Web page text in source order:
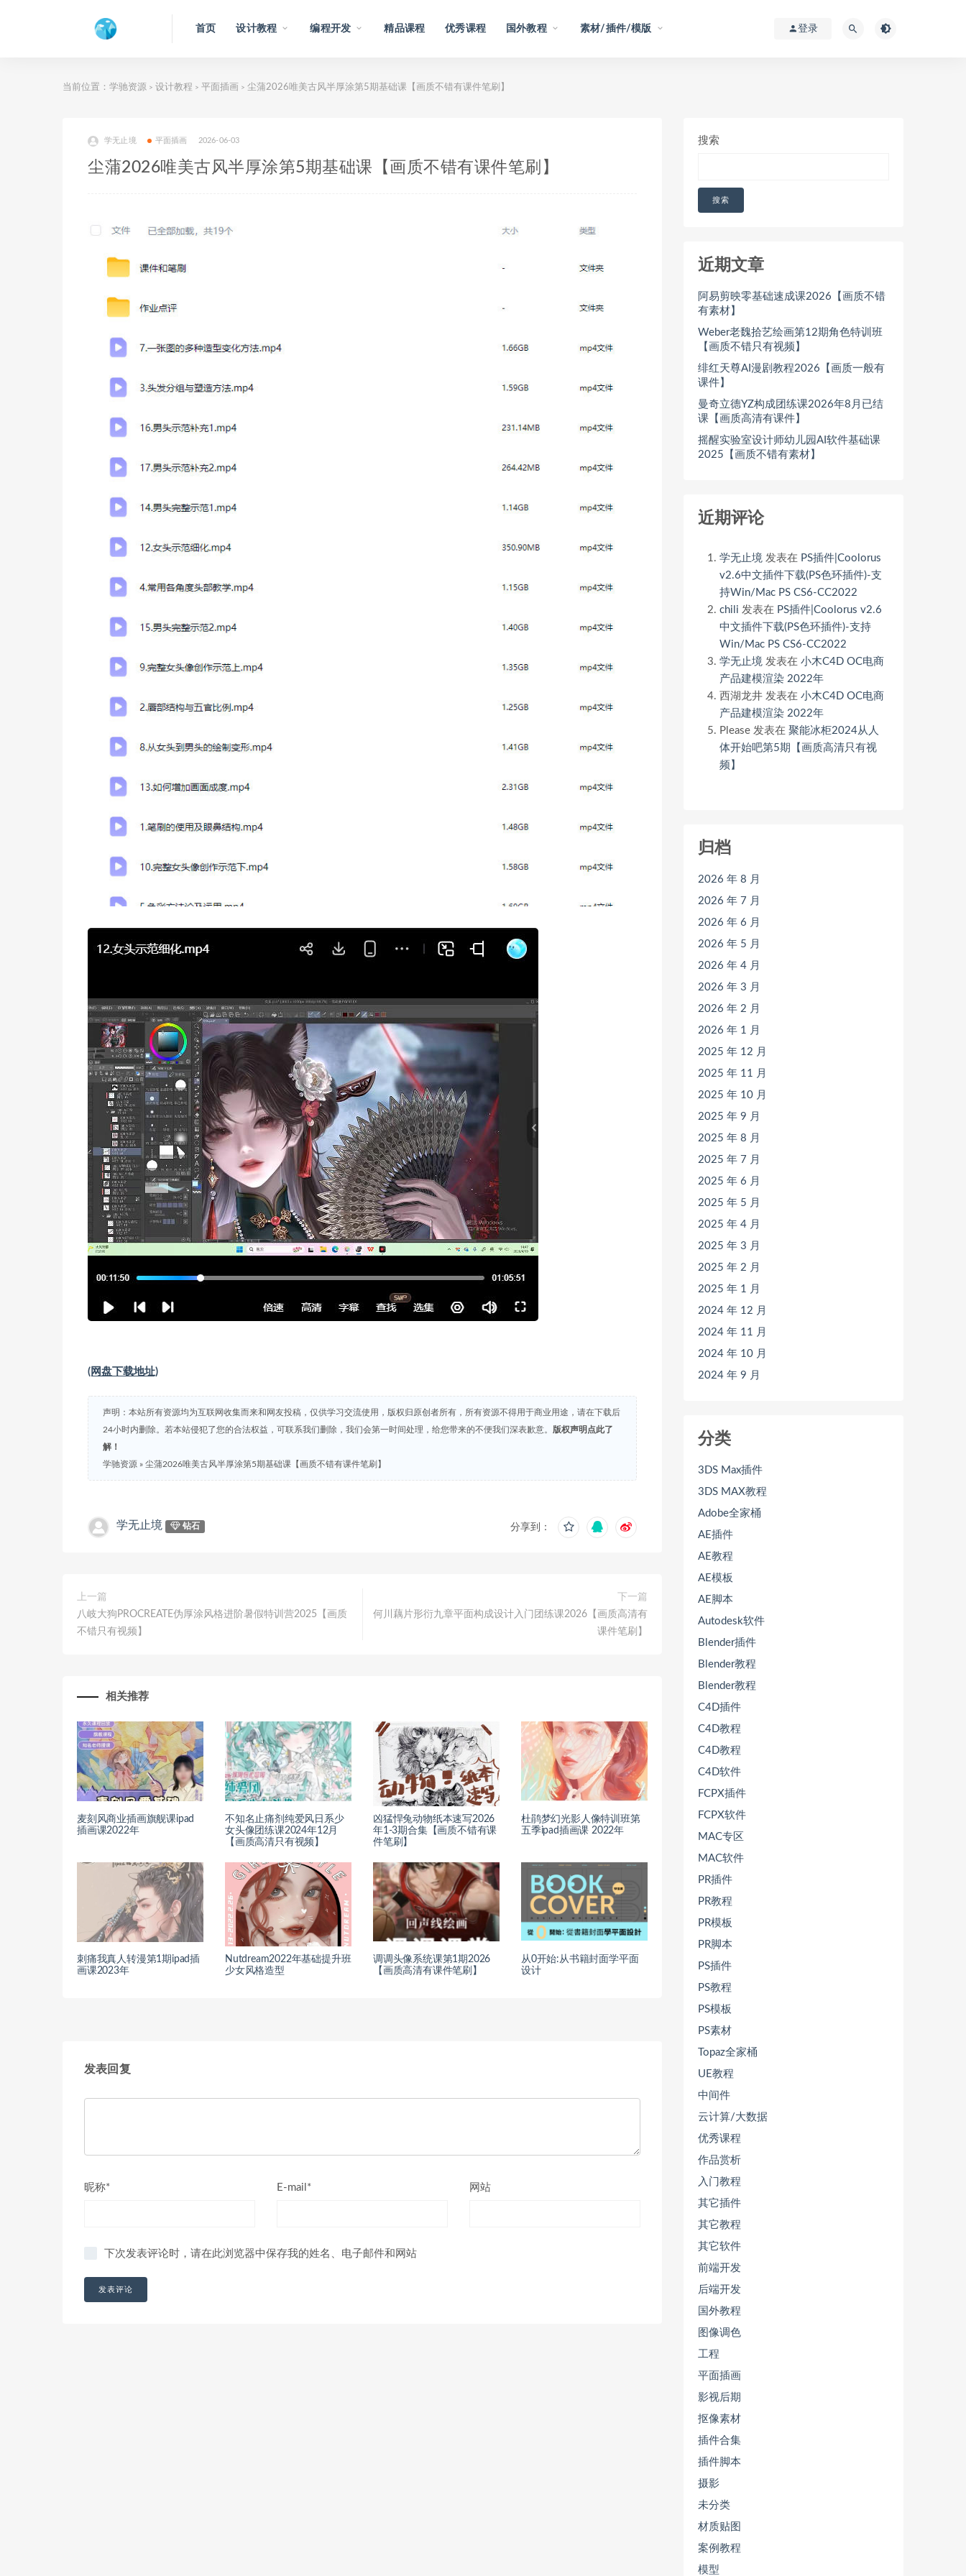
首页 设计教程 编程开发 精品课程 优秀课程 国外教程 素材/插件/模版 登录
当前位置： 学驰资源 > 设计教程 > 平面插画 > 尘蒲2026唯美古风半厚涂第5期基础课【画质不错有课件笔刷】
学无止境 平面插画 2026-06-03
尘蒲2026唯美古风半厚涂第5期基础课【画质不错有课件笔刷】
(网盘下载地址)
声明：本站所有资源均为互联网收集而来和网友投稿，仅供学习交流使用，版权归原创者所有，所有资源不得用于商业用途，请在下载后
24小时内删除。若本站侵犯了您的合法权益，可联系我们删除，我们会第一时间处理，给您带来的不便我们深表歉意。
版权声明点此了
解！
学驰资源 » 尘蒲2026唯美古风半厚涂第5期基础课【画质不错有课件笔刷】
学无止境 钻石 分享到：
上一篇
八岐大狗PROCREATE伪厚涂风格进阶暑假特训营2025【画质
不错只有视频】
下一篇
何川藕片形衍九章平面构成设计入门团练课2026【画质高清有
课件笔刷】
相关推荐
麦刻风商业插画旗舰课ipad
插画课2022年
不知名止痛剂纯爱风日系少
女头像团练课2024年12月
【画质高清只有视频】
凶猛悍兔动物纸本速写2026
年1-3期合集【画质不错有课
件笔刷】
杜鹃梦幻光影人像特训班第
五季ipad插画课 2022年
刺痛我真人转漫第1期ipad插
画课2023年
Nutdream2022年基础提升班
少女风格造型
调调头像系统课第1期2026
【画质高清有课件笔刷】
从0开始:从书籍封面学平面
设计
发表回复
昵称* E-mail* 网站
下次发表评论时，请在此浏览器中保存我的姓名、电子邮件和网站
搜索
搜索
近期文章
阿易剪映零基础速成课2026【画质不错
有素材】
Weber老魏拾艺绘画第12期角色特训班
【画质不错只有视频】
绯红天尊AI漫剧教程2026【画质一般有
课件】
曼奇立德YZ构成团练课2026年8月已结
课【画质高清有课件】
摇醒实验室设计师幼儿园AI软件基础课
2025【画质不错有素材】
近期评论
学无止境 发表在 PS插件|Coolorus
v2.6中文插件下载(PS色环插件)-支
持Win/Mac PS CS6-CC2022
chili 发表在 PS插件|Coolorus v2.6
中文插件下载(PS色环插件)-支持
Win/Mac PS CS6-CC2022
学无止境 发表在 小木C4D OC电商
产品建模渲染 2022年
西湖龙井 发表在 小木C4D OC电商
产品建模渲染 2022年
Please 发表在 聚能冰柜2024从人
体开始吧第5期【画质高清只有视
频】
归档
2026 年 8 月
2026 年 7 月
2026 年 6 月
2026 年 5 月
2026 年 4 月
2026 年 3 月
2026 年 2 月
2026 年 1 月
2025 年 12 月
2025 年 11 月
2025 年 10 月
2025 年 9 月
2025 年 8 月
2025 年 7 月
2025 年 6 月
2025 年 5 月
2025 年 4 月
2025 年 3 月
2025 年 2 月
2025 年 1 月
2024 年 12 月
2024 年 11 月
2024 年 10 月
2024 年 9 月
分类
3DS Max插件
3DS MAX教程
Adobe全家桶
AE插件
AE教程
AE模板
AE脚本
Autodesk软件
Blender插件
Blender教程
Blender教程
C4D插件
C4D教程
C4D教程
C4D软件
FCPX插件
FCPX软件
MAC专区
MAC软件
PR插件
PR教程
PR模板
PR脚本
PS插件
PS教程
PS模板
PS素材
Topaz全家桶
UE教程
中间件
云计算/大数据
优秀课程
作品赏析
入门教程
其它插件
其它教程
其它软件
前端开发
后端开发
国外教程
图像调色
工程
平面插画
影视后期
抠像素材
插件合集
插件脚本
摄影
未分类
材质贴图
案例教程
模型